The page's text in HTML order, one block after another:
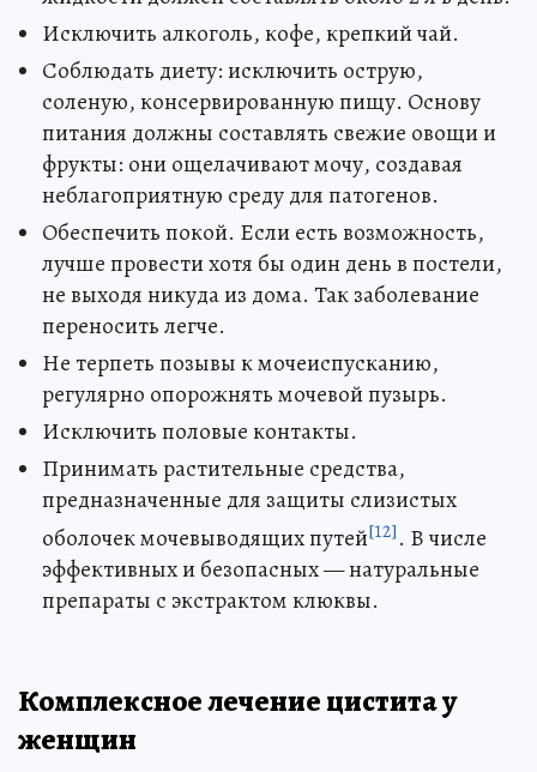
Исключить алкоголь, кофе, крепкий чай.
Соблюдать диету: исключить острую,
соленую, консервированную пищу. Основу
питания должны составлять свежие овощи и
фрукты: они ощелачивают мочу, создавая
неблагоприятную среду для патогенов.
Обеспечить покой. Если есть возможность,
лучше провести хотя бы один день в постели,
не выходя никуда из дома. Так заболевание
переносить легче.
Не терпеть позывы к мочеиспусканию,
регулярно опорожнять мочевой пузырь.
Исключить половые контакты.
Принимать растительные средства,
предназначенные для защиты слизистых
оболочек мочевыводящих путей[12]. В числе
эффективных и безопасных — натуральные
препараты с экстрактом клюквы.
Комплексное лечение цистита у
женщин